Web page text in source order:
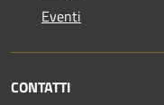
Eventi
CONTATTI